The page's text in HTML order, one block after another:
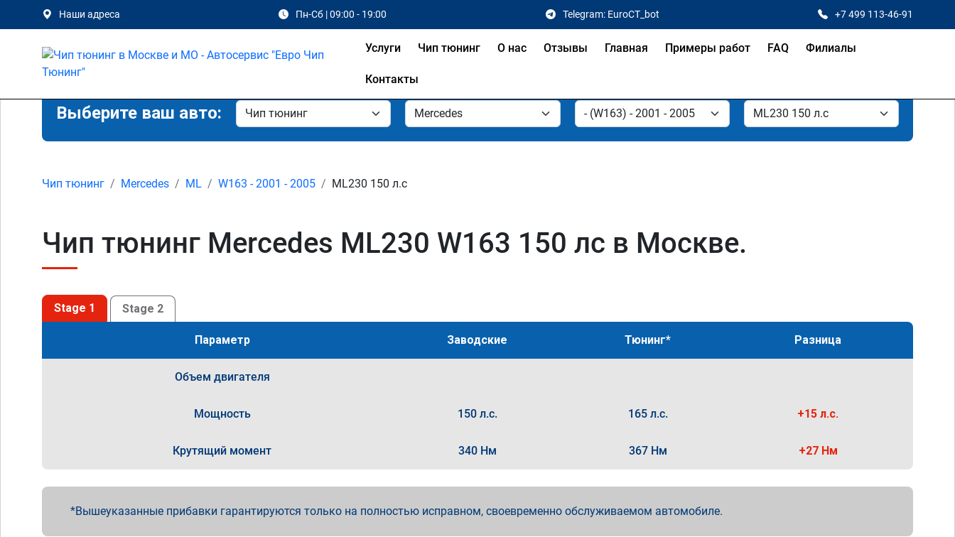
Наши адреса Пн-Сб | 09:00 - 19:00 Telegram: EuroCT_bot +7 499 113-46-91
Услуги Чип тюнинг О нас Отзывы Главная Примеры работ FAQ Филиалы
Контакты
Выберите ваш авто:
Чип тюнинг Mercedes ML W163 - 2001 - 2005 ML230 150 л.с
Чип тюнинг Mercedes ML230 W163 150 лс в Москве.
Stage 1 Stage 2
Параметр Заводские Тюнинг* Разница
Объем двигателя
Мощность 150 л.с. 165 л.с. +15 л.с.
Крутящий момент 340 Нм 367 Нм +27 Нм
Вышеуказанные прибавки гарантируются только на полностью исправном, своевременно обслуживаемом автомобиле.